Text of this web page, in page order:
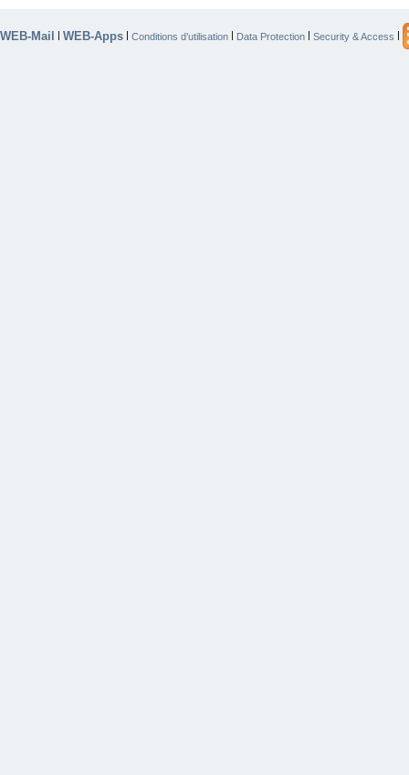
WEB-Mail | WEB-Apps | Conditions d’utilisation | Data Protection | Security & Access |